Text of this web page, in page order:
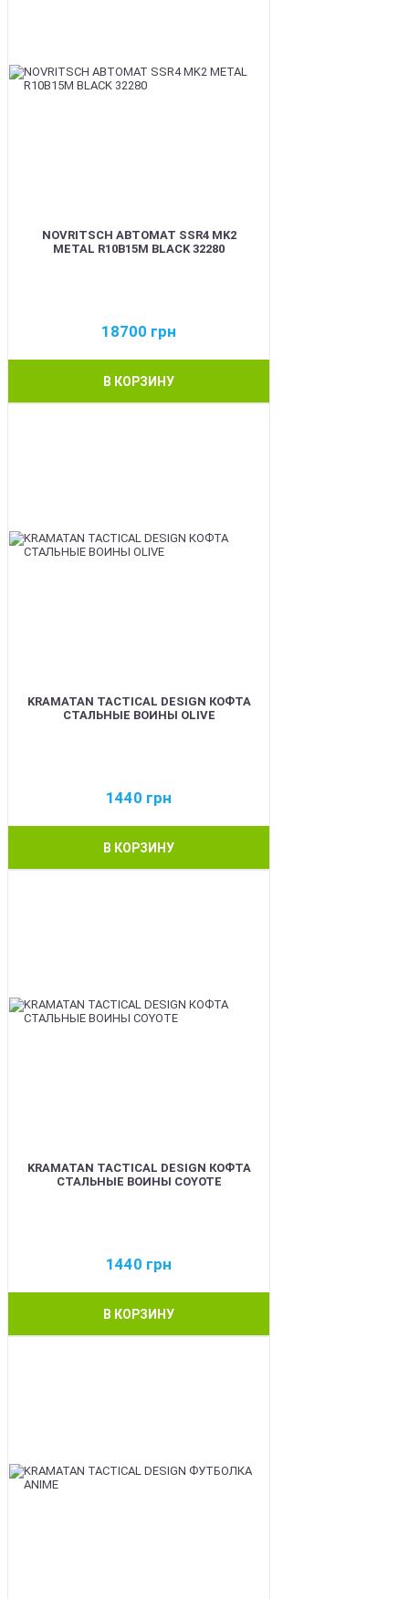
NOVRITSCH АВТОМАТ SSR4 MK2
METAL R10B15M BLACK 32280
18700 грн
В КОРЗИНУ
KRAMATAN TACTICAL DESIGN КОФТА
СТАЛЬНЫЕ ВОИНЫ OLIVE
1440 грн
В КОРЗИНУ
KRAMATAN TACTICAL DESIGN КОФТА
СТАЛЬНЫЕ ВОИНЫ COYOTE
1440 грн
В КОРЗИНУ